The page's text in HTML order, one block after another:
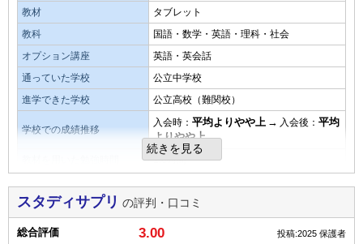
教材
タブレット
教科
国語・数学・英語・理科・社会
オプション講座
英語・英会話
通っていた学校
公立中学校
進学できた学校
公立高校（難関校）
学校での成績推移
入会時： 平均よりやや上 → 入会後： 平均
よりやや上
1.0時間
費用対効果
費用は塾に比べ安価でしたので効果が出ればよかったです
続きを見る
スタディサプリ の評判・口コミ
総合評価 3.00 投稿:2025 保護者